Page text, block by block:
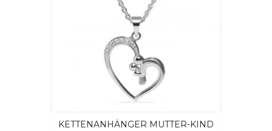
KETTENANHÄNGER MUTTER-KIND